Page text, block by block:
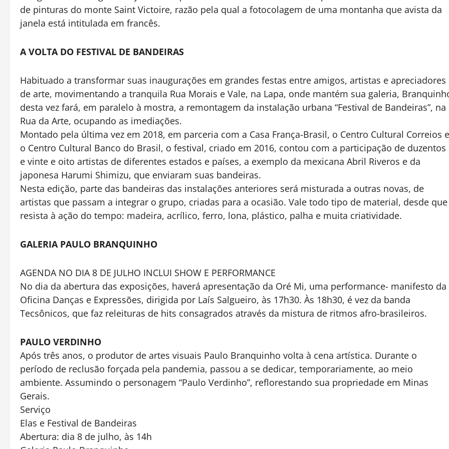
de pinturas do monte Saint Victoire, razão pela qual a fotocolagem de uma montanha que avista da
janela está intitulada em francês.
A VOLTA DO FESTIVAL DE BANDEIRAS
Habituado a transformar suas inaugurações em grandes festas entre amigos, artistas e apreciadores
de arte, movimentando a tranquila Rua Morais e Vale, na Lapa, onde mantém sua galeria,
desta vez fará, em paralelo à mostra, a remontagem da instalação urbana “Festival de Bandeiras”, na
Rua da Arte, ocupando as imediações.
Montado pela última vez em 2018, em parceria com a Casa França-Brasil, o Centro Cultural Correios e
o Centro Cultural Banco do Brasil, o festival, criado em 2016, contou com a participação de duzentos
e vinte e oito artistas de diferentes estados e países, a exemplo da mexicana Abril Riveros e da
japonesa Harumi Shimizu, que enviaram suas bandeiras.
Nesta edição, parte das bandeiras das instalações anteriores será misturada a outras novas, de
artistas que passam a integrar o grupo, criadas para a ocasião. Vale todo tipo de material, desde que
resista à ação do tempo: madeira, acrílico, ferro, lona, plástico, palha e muita criatividade.
GALERIA PAULO BRANQUINHO
AGENDA NO DIA 8 DE JULHO INCLUI SHOW E PERFORMANCE
No dia da abertura das exposições, haverá apresentação da Oré Mi, uma performance- manifesto da
Oficina Danças e Expressões, dirigida por Laís Salgueiro, às 17h30. Às 18h30, é vez da banda
Tecsônicos, que faz releituras de hits consagrados através da mistura de ritmos afro-brasileiros.
PAULO VERDINHO
Após três anos, o produtor de artes visuais Paulo Branquinho volta à cena artística. Durante o
período de reclusão forçada pela pandemia, passou a se dedicar, temporariamente, ao meio
ambiente. Assumindo o personagem “Paulo Verdinho”, reflorestando sua propriedade em Minas
Gerais.
Serviço
Elas e Festival de Bandeiras
Abertura: dia 8 de julho, às 14h